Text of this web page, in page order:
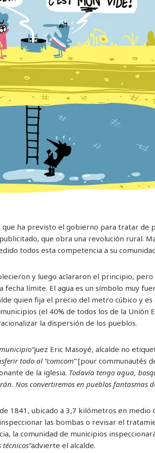
que ha previsto el gobierno para tratar de
que obra una revolución rural.
todos esta competencia a su
y luego aclararon el principio,
fecha límite. El agua es un símbolo muy
quien fija el precio del metro cúbico y
(el 40% de todos los de la Unión
la dispersión de los pueblos.
juez Eric Masoyé, alcalde no
todo al “comcom”[pour communautés
de la iglesia. Todavía tengo agua,
Nos convertiremos en pueblos fantasmas
1841, ubicado a 3,7 kilómetros en medio
las bombas o revisar el
la comunidad de municipios
advierte el alcalde.